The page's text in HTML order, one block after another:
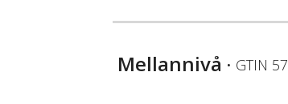
Mellannivå • GTIN